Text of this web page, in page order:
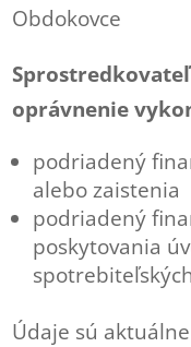
Obdokovce
oprávnenie
podriadený
alebo zaistenia
podriadený
poskytovania
Údaje sú